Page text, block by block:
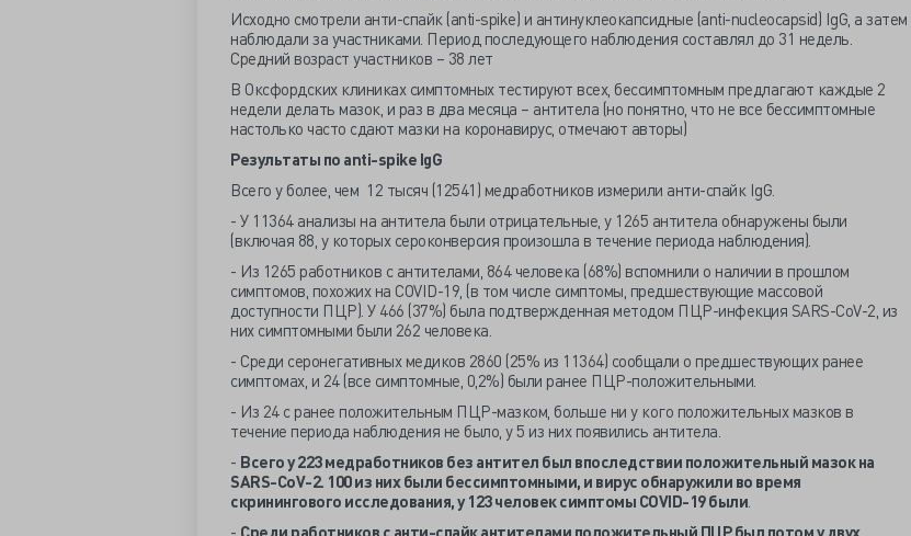
Исходно смотрели анти-спайк (anti-spike) и антинуклеокапсидные (anti-nucleocapsid) IgG, а затем
наблюдали за участниками. Период последующего наблюдения составлял до 31 недель.
Средний возраст участников – 38 лет
В Оксфордских клиниках симптомных тестируют всех, бессимптомным предлагают каждые 2
недели делать мазок, и раз в два месяца – антитела (но понятно, что не все бессимптомные
настолько часто сдают мазки на коронавирус, отмечают авторы)
Результаты по anti-spike IgG
Всего у более, чем 12 тысяч (12541) медработников измерили анти-спайк IgG.
- У 11364 анализы на антитела были отрицательные, у 1265 антитела обнаружены были
(включая 88, у которых сероконверсия произошла в течение периода наблюдения).
- Из 1265 работников с антителами, 864 человека (68%) вспомнили о наличии в прошлом
симптомов, похожих на COVID-19, (в том числе симптомы, предшествующие массовой
доступности ПЦР). У 466 (37%) была подтвержденная методом ПЦР-инфекция SARS-CoV-2, из
них симптомными были 262 человека.
- Среди серонегативных медиков 2860 (25% из 11364) сообщали о предшествующих ранее
симптомах, и 24 (все симптомные, 0,2%) были ранее ПЦР-положительными.
- Из 24 с ранее положительным ПЦР-мазком, больше ни у кого положительных мазков в
течение периода наблюдения не было, у 5 из них появились антитела.
- Всего у 223 медработников без антител был впоследствии положительный мазок на
SARS-CoV-2. 100 из них были бессимптомными, и вирус обнаружили во время
скринингового исследования, у 123 человек симптомы COVID-19 были.
- Среди работников с анти-спайк антителами положительный ПЦР был потом у двух